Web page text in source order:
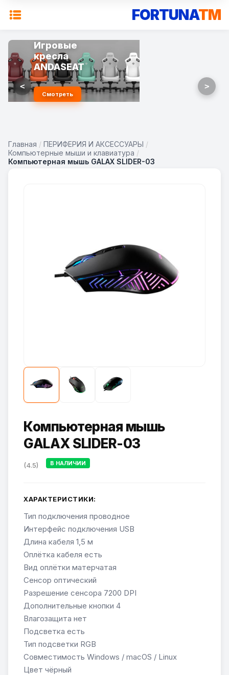
FORTUNATM
Игровые
кресла
ANDASEAT
Смотреть
< >
Главная / ПЕРИФЕРИЯ И АКСЕССУАРЫ /
Компьютерные мыши и клавиатура /
Компьютерная мышь GALAX SLIDER-03
Компьютерная мышь
GALAX SLIDER-03
(4.5) В НАЛИЧИИ
ХАРАКТЕРИСТИКИ:
Тип подключения проводное
Интерфейс подключения USB
Длина кабеля 1,5 м
Оплётка кабеля есть
Вид оплётки матерчатая
Сенсор оптический
Разрешение сенсора 7200 DPI
Дополнительные кнопки 4
Влагозащита нет
Подсветка есть
Тип подсветки RGB
Совместимость Windows / macOS / Linux
Цвет чёрный